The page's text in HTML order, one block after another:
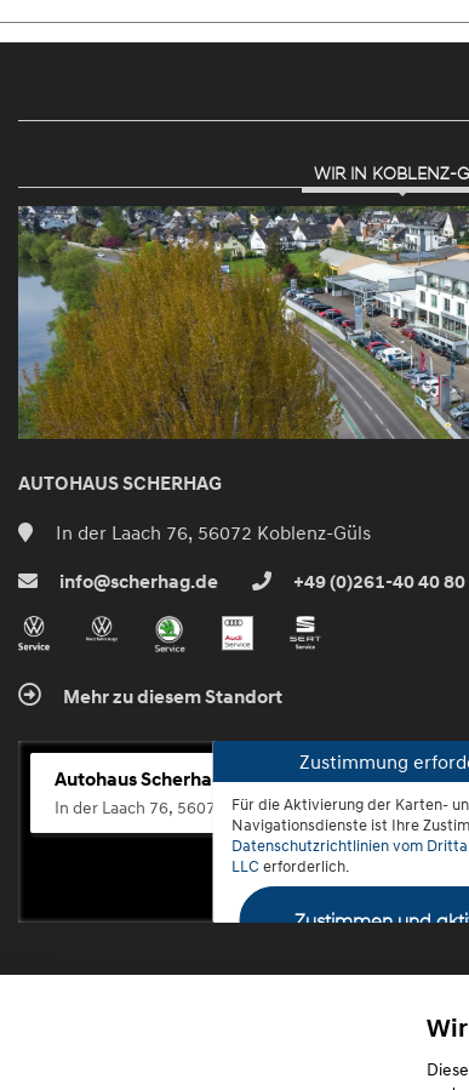
WIR IN KOBLENZ-
AUTOHAUS SCHERHAG
In der Laach 76, 56072 Koblenz-Güls
info@scherhag.de +49 (0)261-40 40 80
Mehr zu diesem Standort
Autohaus Scherhag
In der Laach 76, 56072 Koblenz-Güls
Zustimmung
Für die Aktivierung der Karten-
Navigationsdienste ist Ihre
Datenschutzrichtlinien vom
LLC erforderlich.
Zustimmen und